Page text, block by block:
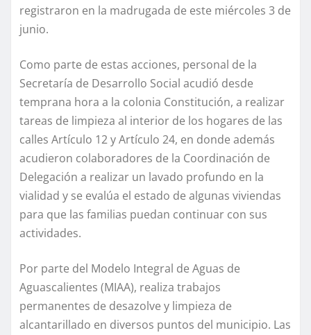
registraron en la madrugada de este miércoles 3 de
junio.
Como parte de estas acciones, personal de la
Secretaría de Desarrollo Social acudió desde
temprana hora a la colonia Constitución, a realizar
tareas de limpieza al interior de los hogares de las
calles Artículo 12 y Artículo 24, en donde además
acudieron colaboradores de la Coordinación de
Delegación a realizar un lavado profundo en la
vialidad y se evalúa el estado de algunas viviendas
para que las familias puedan continuar con sus
actividades.
Por parte del Modelo Integral de Aguas de
Aguascalientes (MIAA), realiza trabajos
permanentes de desazolve y limpieza de
alcantarillado en diversos puntos del municipio. Las